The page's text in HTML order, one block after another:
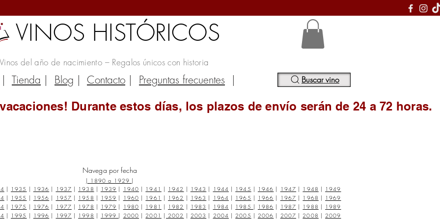
VINOS HISTÓRICOS
Vinos del año de nacimiento – Regalos únicos con historia
| Tienda | Blog | Contacto | Preguntas frecuentes | Buscar vino
Durante estos días, los plazos de envío serán de 24 a 72 horas.
Navega por fecha
| 1890 a 1929 |
| 1935 | 1936 | 1937 | 1938 | 1939 | 1940 | 1941 | 1942 | 1943 | 1944 | 1945 | 1946 | 1947 | 1948 | 1949
| 1955 | 1956 | 1957 | 1958 | 1959 | 1960 | 1961 | 1962 | 1963 | 1964 | 1965 | 1966 | 1967 | 1968 | 1969
| 1975 | 1976 | 1977 | 1978 | 1979 | 1980 | 1981 | 1982 | 1983 | 1984 | 1985 | 1986 | 1987 | 1988 | 1989
| 1995 | 1996 | 1997 | 1998 | 1999 | 2000 | 2001 | 2002 | 2003 | 2004 | 2005 | 2006 | 2007 | 2008 | 2009